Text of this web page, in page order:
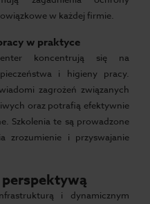
w każdej firmie.
w praktyce
koncentrują się na
i higieny pracy.
zagrożeń związanych
oraz potrafią efektywnie
Szkolenia te są prowadzone
zrozumienie i przyswajanie
perspektywą
i dynamicznym